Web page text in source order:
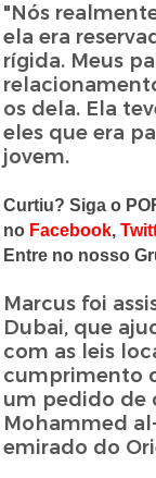
"Nós
ela era
rígida. Meus
os dela. Ela
eles que era
jovem.
Curtiu? Siga o
no Facebook,
Entre no nosso
Marcus foi
Dubai, que
com as leis
cumprimento
um pedido de
Mohammed
emirado do